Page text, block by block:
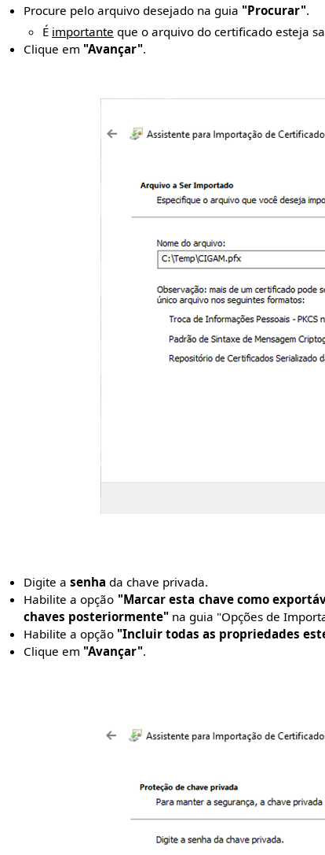
Procure pelo arquivo desejado na guia "Procurar".
É importante que o arquivo do certificado esteja
Clique em "Avançar".
Digite a senha da chave privada.
Habilite a opção "Marcar esta chave como
chaves posteriormente"na guia "Opções de
Habilite a opção "Incluir todas as propriedades
Clique em "Avançar".